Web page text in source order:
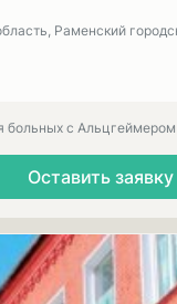
Раменский
больных с Альцгеймером
Оставить заявку